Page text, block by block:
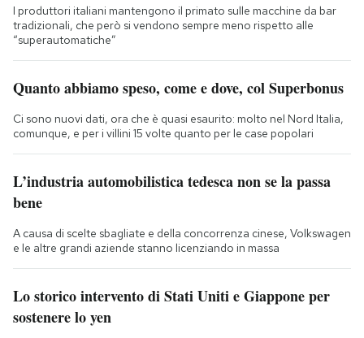
I produttori italiani mantengono il primato sulle macchine da bar
tradizionali, che però si vendono sempre meno rispetto alle
“superautomatiche”
Quanto abbiamo speso, come e dove, col Superbonus
Ci sono nuovi dati, ora che è quasi esaurito: molto nel Nord Italia,
comunque, e per i villini 15 volte quanto per le case popolari
L’industria automobilistica tedesca non se la passa
bene
A causa di scelte sbagliate e della concorrenza cinese, Volkswagen
e le altre grandi aziende stanno licenziando in massa
Lo storico intervento di Stati Uniti e Giappone per
sostenere lo yen